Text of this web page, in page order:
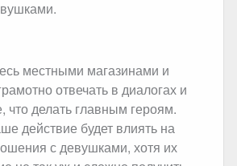
местными магазинами и
отвечать в диалогах и
что делать главным героям.
действие будет влиять на
с девушками, хотя их